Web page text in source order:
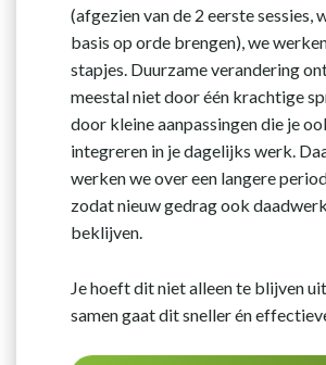
(afgezien van de 2 eerste sessies,
basis op orde brengen), we
stapjes. Duurzame verandering
meestal niet door één krachtige
door kleine aanpassingen die je
integreren in je dagelijks werk.
werken we over een langere
zodat nieuw gedrag ook
beklijven.
Je hoeft dit niet alleen te blijven
samen gaat dit sneller én